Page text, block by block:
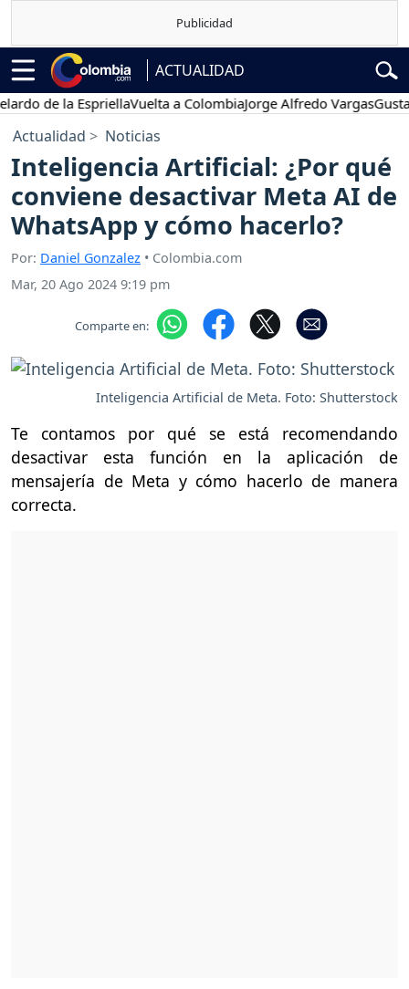
ACTUALIDAD
de la EspriellaVuelta a ColombiaJorge Alfredo VargasGustavo
Actualidad Noticias
Inteligencia Artificial: ¿Por qué
conviene desactivar Meta AI de
WhatsApp y cómo hacerlo?
Por: Daniel Gonzalez • Colombia.com
Mar, 20 Ago 2024 9:19 pm
Comparte en:
Inteligencia Artificial de Meta. Foto: Shutterstock
Te contamos por qué se está recomendando
desactivar esta función en la aplicación de
mensajería de Meta y cómo hacerlo de manera
correcta.